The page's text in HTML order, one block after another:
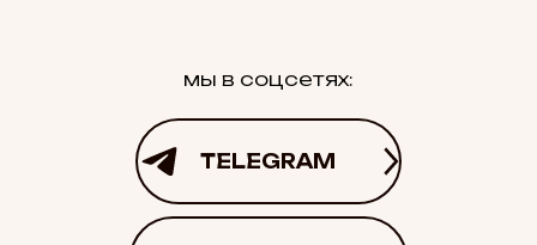
мы в соцсетях:
TELEGRAM